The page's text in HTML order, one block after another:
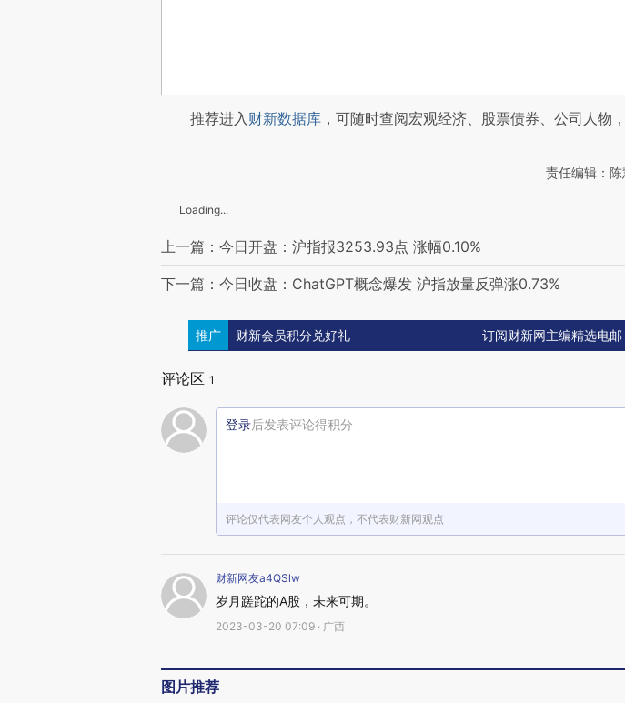
推荐进入财新数据库 ，可随时查阅宏观经济、股票债券、公司人物
责任编辑：
Loading...
上一篇：今日开盘：沪指报3253.93点 涨幅0.10%
下一篇：今日收盘：ChatGPT概念爆发 沪指放量反弹涨0.73%
推广 财新会员积分兑好礼 订阅财新网主编精选电邮
评论区 1
登录后发表评论得积分
评论仅代表网友个人观点，不代表财新网观点
财新网友a4QSlw
岁月蹉跎的A股，未来可期。
2023-03-20 07:09 · 广西
图片推荐